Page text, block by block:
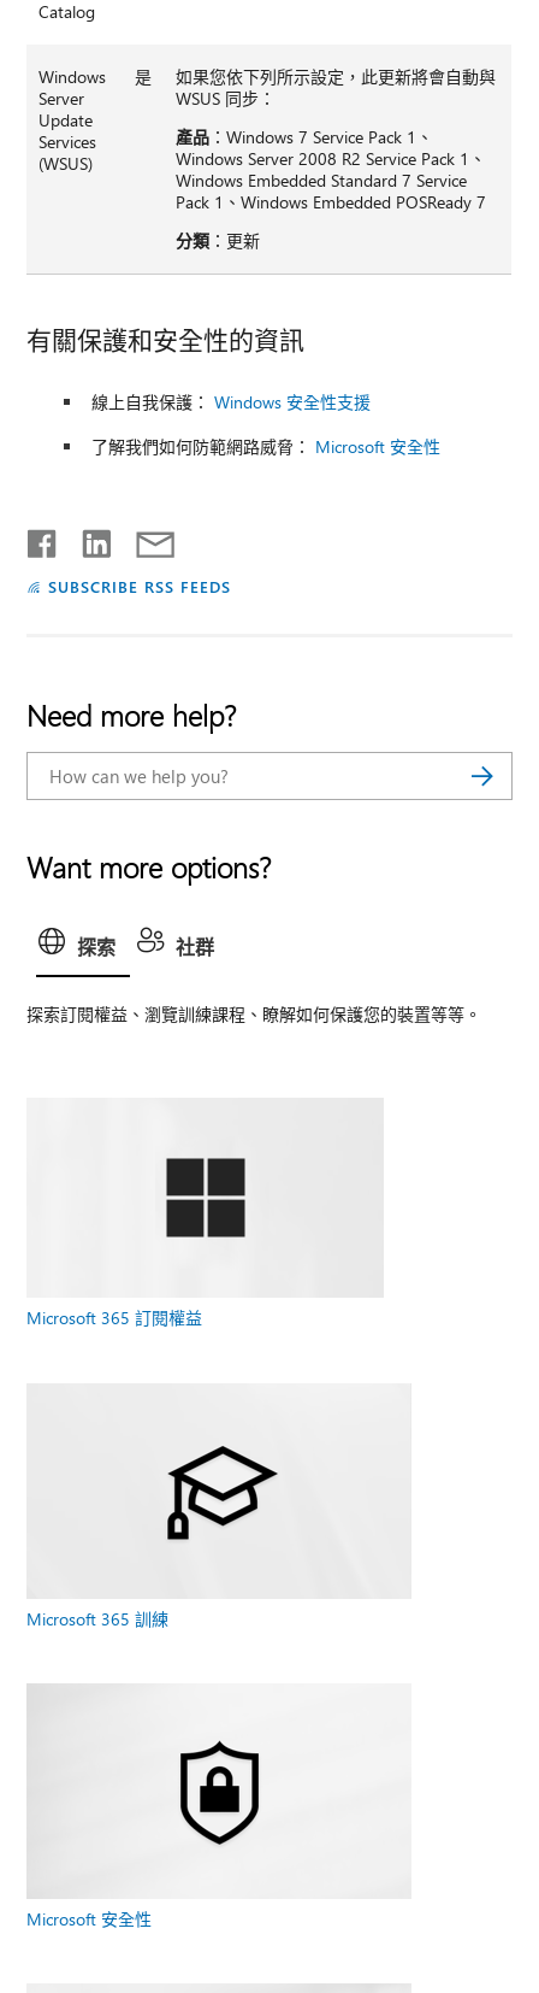
Catalog
Windows
Server
Update
Services
(WSUS)
是
如果您依下列所示設定，此更新將會自動與
WSUS 同步：
產品 ：Windows 7 Service Pack 1、
Windows Server 2008 R2 Service Pack 1、
Windows Embedded Standard 7 Service
Pack 1、Windows Embedded POSReady 7
分類 ：更新
有關保護和安全性的資訊
線上自我保護：Windows 安全性支援
了解我們如何防範網路威脅： Microsoft 安全性
SUBSCRIBE RSS FEEDS
Need more help?
Want more options?
探索 社群
探索訂閱權益、瀏覽訓練課程、瞭解如何保護您的裝置等等。
Microsoft 365 訂閱權益
Microsoft 365 訓練
Microsoft 安全性